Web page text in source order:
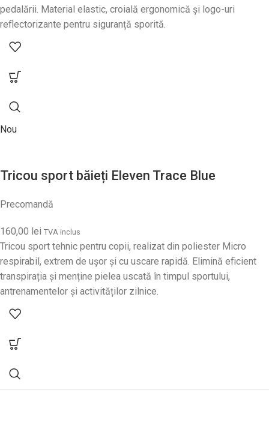
pedalării. Material elastic, croială ergonomică și logo-uri
reflectorizante pentru siguranță sporită.
Nou
Tricou sport băieți Eleven Trace Blue
Precomandă
160,00 lei TVA inclus
Tricou sport tehnic pentru copii, realizat din poliester Micro
respirabil, extrem de ușor și cu uscare rapidă. Elimină eficient
transpirația și menține pielea uscată în timpul sportului,
antrenamentelor și activităților zilnice.